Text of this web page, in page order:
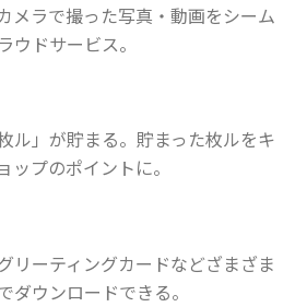
メラで撮った写真・動画をシーム
ウドサービス。
ル」が貯まる。貯まった枚ルをキ
ップのポイントに。
リーティングカードなどざまざま
ダウンロードできる。